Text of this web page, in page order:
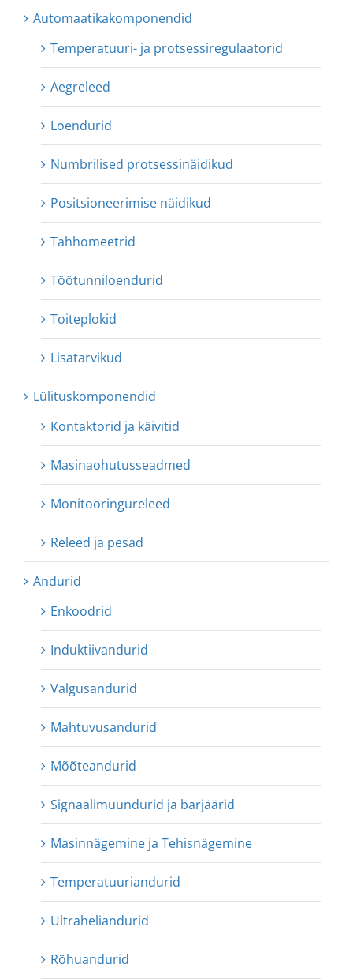
Automaatikakomponendid
Temperatuuri- ja protsessiregulaatorid
Aegreleed
Loendurid
Numbrilised protsessinäidikud
Positsioneerimise näidikud
Tahhomeetrid
Töötunniloendurid
Toiteplokid
Lisatarvikud
Lülituskomponendid
Kontaktorid ja käivitid
Masinaohutusseadmed
Monitooringureleed
Releed ja pesad
Andurid
Enkoodrid
Induktiivandurid
Valgusandurid
Mahtuvusandurid
Mõõteandurid
Signaalimuundurid ja barjäärid
Masinnägemine ja Tehisnägemine
Temperatuuriandurid
Ultraheliandurid
Rõhuandurid